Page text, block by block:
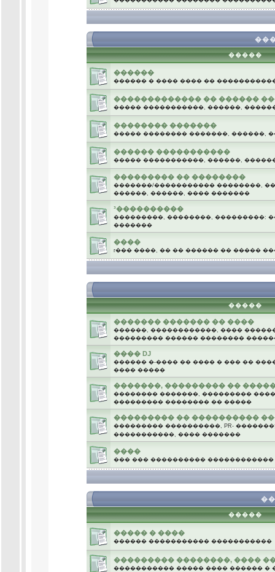
�����
������
������ � ���� ���� ��
������������� �� ������
����� �����������, ������,
�������� �������
����� �������� �������, ������,
������ �����������
����� �����������, ������,
��������� �� ��������
�������/����������� ��������,
������, ������, ���� �������
³����������
���������, ��������, ���������:
�������
����
г��� ����, �� �� ������ �� �����
�����
������� ������� �� ����
������, ������������, ����
��������� ������ ��������
���� DJ
������ �-���� �� ���� � ��� ��
���� �����
�������, ��������� ��
�������� �������, ���������
��������� �������� �� �����
��������� �� ����������
��������� ����������, PR- �������
�����������, ���� �������
����
��� ��� ����������
�����
����� � ����
������ ����������� �����������
��������� ��������, ����
����������� ����� ���� ������ �